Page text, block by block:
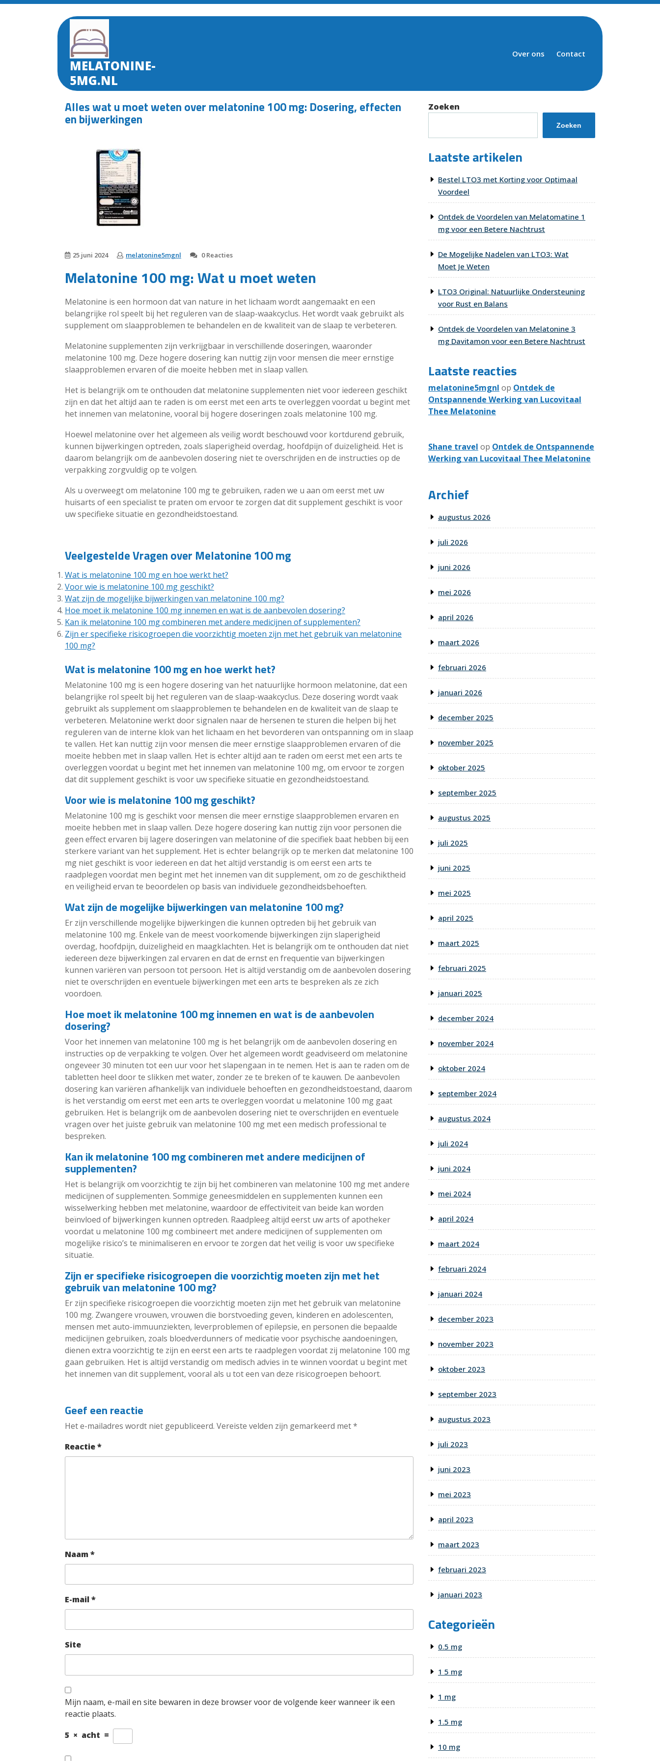
Skip
MELATONINE-
5MG.NL
Over ons Contact
Alles wat u moet weten over melatonine 100 mg: Dosering, effecten
en bijwerkingen
25 juni 2024 melatonine5mgnl 0 Reacties
Melatonine 100 mg: Wat u moet weten
Melatonine is een hormoon dat van nature in het lichaam wordt aangemaakt en een
belangrijke rol speelt bij het reguleren van de slaap-waakcyclus. Het wordt vaak gebruikt als
supplement om slaapproblemen te behandelen en de kwaliteit van de slaap te verbeteren.
Melatonine supplementen zijn verkrijgbaar in verschillende doseringen, waaronder
melatonine 100 mg. Deze hogere dosering kan nuttig zijn voor mensen die meer ernstige
slaapproblemen ervaren of die moeite hebben met in slaap vallen.
Het is belangrijk om te onthouden dat melatonine supplementen niet voor iedereen geschikt
zijn en dat het altijd aan te raden is om eerst met een arts te overleggen voordat u begint met
het innemen van melatonine, vooral bij hogere doseringen zoals melatonine 100 mg.
Hoewel melatonine over het algemeen als veilig wordt beschouwd voor kortdurend gebruik,
kunnen bijwerkingen optreden, zoals slaperigheid overdag, hoofdpijn of duizeligheid. Het is
daarom belangrijk om de aanbevolen dosering niet te overschrijden en de instructies op de
verpakking zorgvuldig op te volgen.
Als u overweegt om melatonine 100 mg te gebruiken, raden we u aan om eerst met uw
huisarts of een specialist te praten om ervoor te zorgen dat dit supplement geschikt is voor
uw specifieke situatie en gezondheidstoestand.
Veelgestelde Vragen over Melatonine 100 mg
Wat is melatonine 100 mg en hoe werkt het?
Voor wie is melatonine 100 mg geschikt?
Wat zijn de mogelijke bijwerkingen van melatonine 100 mg?
Hoe moet ik melatonine 100 mg innemen en wat is de aanbevolen dosering?
Kan ik melatonine 100 mg combineren met andere medicijnen of supplementen?
Zijn er specifieke risicogroepen die voorzichtig moeten zijn met het gebruik van melatonine
100 mg?
Wat is melatonine 100 mg en hoe werkt het?
Melatonine 100 mg is een hogere dosering van het natuurlijke hormoon melatonine, dat een
belangrijke rol speelt bij het reguleren van de slaap-waakcyclus. Deze dosering wordt vaak
gebruikt als supplement om slaapproblemen te behandelen en de kwaliteit van de slaap te
verbeteren. Melatonine werkt door signalen naar de hersenen te sturen die helpen bij het
reguleren van de interne klok van het lichaam en het bevorderen van ontspanning om in slaap
te vallen. Het kan nuttig zijn voor mensen die meer ernstige slaapproblemen ervaren of die
moeite hebben met in slaap vallen. Het is echter altijd aan te raden om eerst met een arts te
overleggen voordat u begint met het innemen van melatonine 100 mg, om ervoor te zorgen
dat dit supplement geschikt is voor uw specifieke situatie en gezondheidstoestand.
Voor wie is melatonine 100 mg geschikt?
Melatonine 100 mg is geschikt voor mensen die meer ernstige slaapproblemen ervaren en
moeite hebben met in slaap vallen. Deze hogere dosering kan nuttig zijn voor personen die
geen effect ervaren bij lagere doseringen van melatonine of die specifiek baat hebben bij een
sterkere variant van het supplement. Het is echter belangrijk op te merken dat melatonine 100
mg niet geschikt is voor iedereen en dat het altijd verstandig is om eerst een arts te
raadplegen voordat men begint met het innemen van dit supplement, om zo de geschiktheid
en veiligheid ervan te beoordelen op basis van individuele gezondheidsbehoeften.
Wat zijn de mogelijke bijwerkingen van melatonine 100 mg?
Er zijn verschillende mogelijke bijwerkingen die kunnen optreden bij het gebruik van
melatonine 100 mg. Enkele van de meest voorkomende bijwerkingen zijn slaperigheid
overdag, hoofdpijn, duizeligheid en maagklachten. Het is belangrijk om te onthouden dat niet
iedereen deze bijwerkingen zal ervaren en dat de ernst en frequentie van bijwerkingen
kunnen variëren van persoon tot persoon. Het is altijd verstandig om de aanbevolen dosering
niet te overschrijden en eventuele bijwerkingen met een arts te bespreken als ze zich
voordoen.
Hoe moet ik melatonine 100 mg innemen en wat is de aanbevolen
dosering?
Voor het innemen van melatonine 100 mg is het belangrijk om de aanbevolen dosering en
instructies op de verpakking te volgen. Over het algemeen wordt geadviseerd om melatonine
ongeveer 30 minuten tot een uur voor het slapengaan in te nemen. Het is aan te raden om de
tabletten heel door te slikken met water, zonder ze te breken of te kauwen. De aanbevolen
dosering kan variëren afhankelijk van individuele behoeften en gezondheidstoestand, daarom
is het verstandig om eerst met een arts te overleggen voordat u melatonine 100 mg gaat
gebruiken. Het is belangrijk om de aanbevolen dosering niet te overschrijden en eventuele
vragen over het juiste gebruik van melatonine 100 mg met een medisch professional te
bespreken.
Kan ik melatonine 100 mg combineren met andere medicijnen of
supplementen?
Het is belangrijk om voorzichtig te zijn bij het combineren van melatonine 100 mg met andere
medicijnen of supplementen. Sommige geneesmiddelen en supplementen kunnen een
wisselwerking hebben met melatonine, waardoor de effectiviteit van beide kan worden
beïnvloed of bijwerkingen kunnen optreden. Raadpleeg altijd eerst uw arts of apotheker
voordat u melatonine 100 mg combineert met andere medicijnen of supplementen om
mogelijke risico’s te minimaliseren en ervoor te zorgen dat het veilig is voor uw specifieke
situatie.
Zijn er specifieke risicogroepen die voorzichtig moeten zijn met het
gebruik van melatonine 100 mg?
Er zijn specifieke risicogroepen die voorzichtig moeten zijn met het gebruik van melatonine
100 mg. Zwangere vrouwen, vrouwen die borstvoeding geven, kinderen en adolescenten,
mensen met auto-immuunziekten, leverproblemen of epilepsie, en personen die bepaalde
medicijnen gebruiken, zoals bloedverdunners of medicatie voor psychische aandoeningen,
dienen extra voorzichtig te zijn en eerst een arts te raadplegen voordat zij melatonine 100 mg
gaan gebruiken. Het is altijd verstandig om medisch advies in te winnen voordat u begint met
het innemen van dit supplement, vooral als u tot een van deze risicogroepen behoort.
Geef een reactie
Het e-mailadres wordt niet gepubliceerd. Vereiste velden zijn gemarkeerd met*
Reactie*
Naam *
E-mail *
Site
Mijn naam, e-mail en site bewaren in deze browser voor de volgende keer wanneer ik een
reactie plaats.
5 × acht =
Zoeken
Zoeken
Laatste artikelen
Bestel LTO3 met Korting voor Optimaal
Voordeel
Ontdek de Voordelen van Melatomatine 1
mg voor een Betere Nachtrust
De Mogelijke Nadelen van LTO3: Wat
Moet Je Weten
LTO3 Original: Natuurlijke Ondersteuning
voor Rust en Balans
Ontdek de Voordelen van Melatonine 3
mg Davitamon voor een Betere Nachtrust
Laatste reacties
melatonine5mgnl op Ontdek de
Ontspannende Werking van Lucovitaal
Thee Melatonine
Shane travel op Ontdek de Ontspannende
Werking van Lucovitaal Thee Melatonine
Archief
augustus 2026
juli 2026
juni 2026
mei 2026
april 2026
maart 2026
februari 2026
januari 2026
december 2025
november 2025
oktober 2025
september 2025
augustus 2025
juli 2025
juni 2025
mei 2025
april 2025
maart 2025
februari 2025
januari 2025
december 2024
november 2024
oktober 2024
september 2024
augustus 2024
juli 2024
juni 2024
mei 2024
april 2024
maart 2024
februari 2024
januari 2024
december 2023
november 2023
oktober 2023
september 2023
augustus 2023
juli 2023
juni 2023
mei 2023
april 2023
maart 2023
februari 2023
januari 2023
Categorieën
0.5 mg
1 5 mg
1 mg
1.5 mg
10 mg